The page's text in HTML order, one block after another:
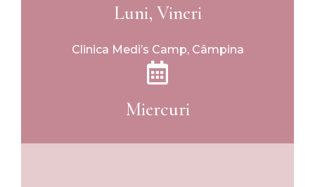
Luni, Vineri
Clinica Medi’s Camp, Câmpina
Miercuri